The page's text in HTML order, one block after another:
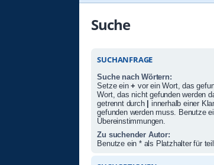
Suche
SUCHANFRAGE
Suche nach Wörtern:
Setze ein+ vor ein Wort, das
Wort, das nicht gefunden werden
getrennt durch | innerhalb einer
gefunden werden muss. Benutze
Übereinstimmungen.
Zu suchender Autor:
Benutze ein * als Platzhalter für